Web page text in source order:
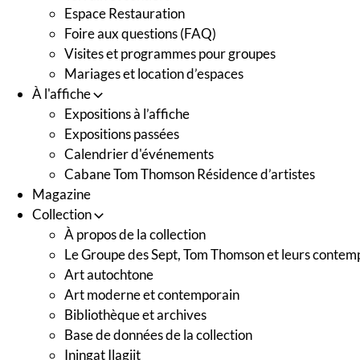
Espace Restauration
Foire aux questions (FAQ)
Visites et programmes pour groupes
Mariages et location d’espaces
À l'affiche
Expositions à l’affiche
Expositions passées
Calendrier d'événements
Cabane Tom Thomson Résidence d’artistes
Magazine
Collection
À propos de la collection
Le Groupe des Sept, Tom Thomson et leurs
Art autochtone
Art moderne et contemporain
Bibliothèque et archives
Base de données de la collection
Iningat Ilagiit